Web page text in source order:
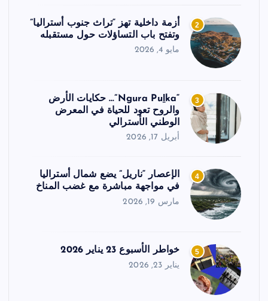
2
أزمة داخلية تهز “تراث جنوب أستراليا”
وتفتح باب التساؤلات حول مستقبله
مايو 4, 2026
3
“Ngura Puḻka”… حكايات الأرض
والروح تعود للحياة في المعرض
الوطني الأسترالي
أبريل 17, 2026
4
الإعصار “ناريل” يضع شمال أستراليا
في مواجهة مباشرة مع غضب المناخ
مارس 19, 2026
5 خواطر الأسبوع 23 يناير 2026
يناير 23, 2026